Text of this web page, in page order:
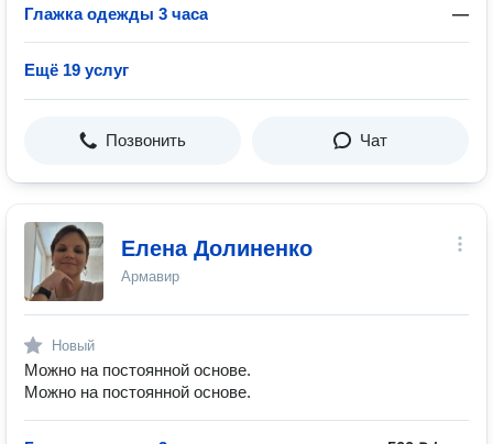
Глажка одежды 3 часа —
Ещё 19 услуг
Позвонить Чат
Елена Долиненко
Армавир
Новый
Можно на постоянной основе.
Можно на постоянной основе.